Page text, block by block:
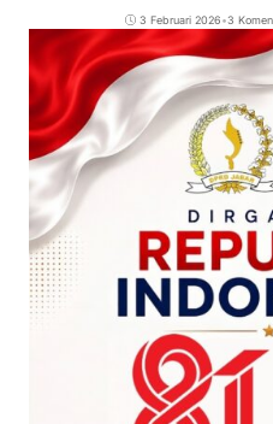
3 Februari 2026•3